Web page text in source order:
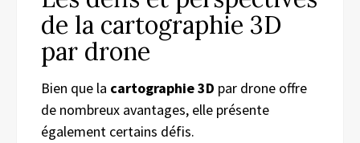
de la cartographie 3D
par drone
Bien que la cartographie 3D par drone offre
de nombreux avantages, elle présente
également certains défis.